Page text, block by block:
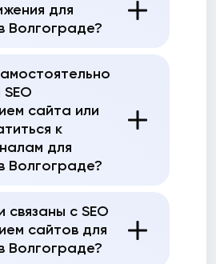
для
Волгограде?
сайта или
к
для
Волгограде?
связаны с SEO
сайтов для
Волгограде?